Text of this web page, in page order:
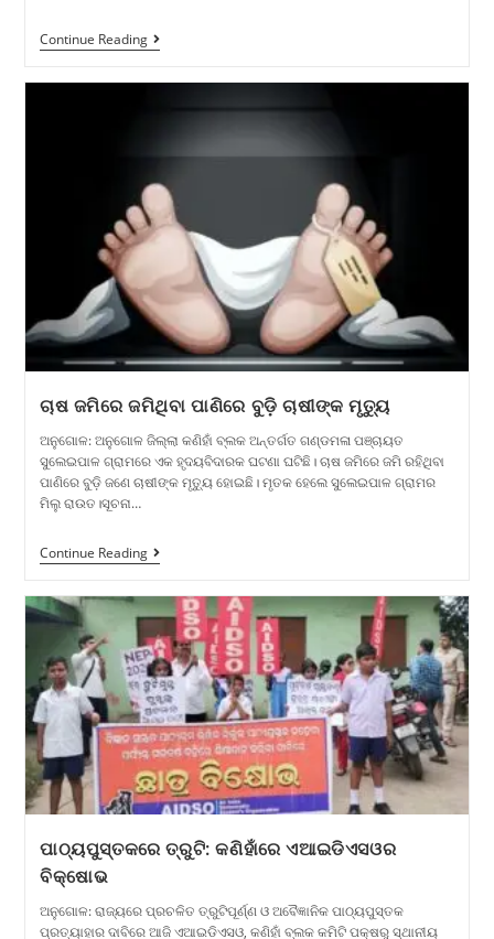
Continue Reading
ଚାଷ ଜମିରେ ଜମିଥିବା ପାଣିରେ ବୁଡ଼ି ଚାଷୀଙ୍କ ମୃତ୍ୟୁ
​ଅନୁଗୋଳ: ଅନୁଗୋଳ ଜିଲ୍ଲା କଣିହାଁ ବ୍ଲକ ଅନ୍ତର୍ଗତ ଗଣ୍ଡମଳା ପଞ୍ଚାୟତ
ସୁଲେଇପାଳ ଗ୍ରାମରେ ଏକ ହୃଦୟବିଦାରକ ଘଟଣା ଘଟିଛି। ଚାଷ ଜମିରେ ଜମି ରହିଥିବା
ପାଣିରେ ବୁଡ଼ି ଜଣେ ଚାଷୀଙ୍କ ମୃତ୍ୟୁ ହୋଇଛି। ମୃତକ ହେଲେ ସୁଲେଇପାଳ ଗ୍ରାମର
ମିଲୁ ରାଉତ।​ସୂଚନା…
Continue Reading
ପାଠ୍ୟପୁସ୍ତକରେ ତ୍ରୁଟି: କଣିହାଁରେ ଏଆଇଡିଏସଓର
ବିକ୍ଷୋଭ
ଅନୁଗୋଳ: ରାଜ୍ୟରେ ପ୍ରଚଳିତ ତ୍ରୁଟିପୂର୍ଣ୍ଣ ଓ ଅବୈଜ୍ଞାନିକ ପାଠ୍ୟପୁସ୍ତକ
ପ୍ରତ୍ୟାହାର ଦାବିରେ ଆଜି ଏଆଇଡିଏସଓ, କଣିହାଁ ବ୍ଲକ କମିଟି ପକ୍ଷରୁ ସ୍ଥାନୀୟ